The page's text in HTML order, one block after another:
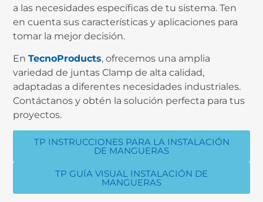
a las necesidades específicas de tu sistema. Ten
en cuenta sus características y aplicaciones para
tomar la mejor decisión.
EnTecnoProducts, ofrecemos una amplia
variedad de juntas Clamp de alta calidad,
adaptadas a diferentes necesidades industriales.
Contáctanos y obtén la solución perfecta para tus
proyectos.
TP INSTRUCCIONES PARA LA INSTALACIÓN
DE MANGUERAS
TP GUÍA VISUAL INSTALACIÓN DE
MANGUERAS